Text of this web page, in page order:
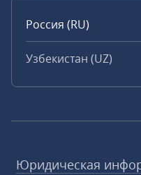
Россия (RU)
Узбекистан (UZ)
Юридическая